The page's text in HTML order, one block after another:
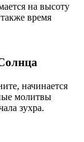
на высоту
время
начинается
молитвы
зухра.